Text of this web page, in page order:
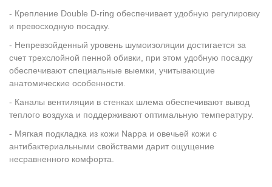
- Крепление Double D-ring обеспечивает удобную регулировку
и превосходную посадку.
- Непревзойденный уровень шумоизоляции достигается за
счет трехслойной пенной обивки, при этом удобную посадку
обеспечивают специальные выемки, учитывающие
анатомические особенности.
- Каналы вентиляции в стенках шлема обеспечивают вывод
теплого воздуха и поддерживают оптимальную температуру.
- Мягкая подкладка из кожи Nappa и овечьей кожи с
антибактериальными свойствами дарит ощущение
несравненного комфорта.